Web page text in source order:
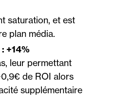
saturation, et est
plan média.
+14%
leur permettant
de ROI alors
supplémentaire